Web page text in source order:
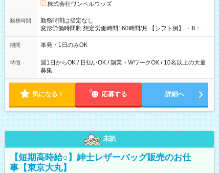
株式会社ワンベルウッズ
勤務時間
勤務時間は指定なし
変形労働時間制 想定労働時間160時間/月 【シフト例】 ・8：00
～21：00
期間 単発・1日のみOK
特徴
週1日からOK / 日払いOK / 副業・WワークOK / 10名以上の大量
募集
気になる！ 応募する 詳細へ
未読
【短期高時給○】紳士レザーバッグ販売のお仕
事【東京大丸】